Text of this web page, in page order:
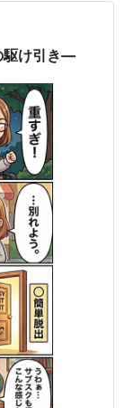
け引き―